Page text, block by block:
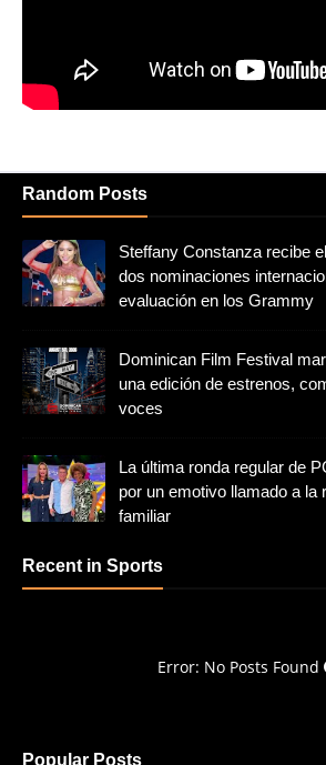
Random Posts
Steffany Constanza recibe
dos nominaciones
evaluación en los Grammy
Dominican Film Festival
una edición de estrenos,
voces
La última ronda regular de
por un emotivo llamado a la
familiar
Recent in Sports
Error: No Posts Found
Popular Posts